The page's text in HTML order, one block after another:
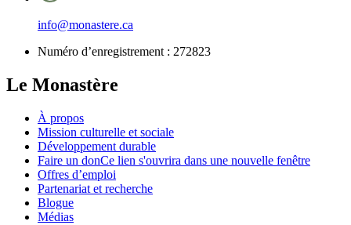
info@monastere.ca
Numéro d’enregistrement : 272823
Le Monastère
À propos
Mission culturelle et sociale
Développement durable
Faire un donCe lien s'ouvrira dans une nouvelle fenêtre
Offres d’emploi
Partenariat et recherche
Blogue
Médias